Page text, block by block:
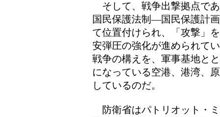
そして、戦争出撃拠点で
国民保護法制―国民保護計
て位置付けられ、「攻撃」
安弾圧の強化が進められて
戦争の構えを、軍事基地と
になっている空港、港湾、
しているのだ。
防衛省はパトリオット・